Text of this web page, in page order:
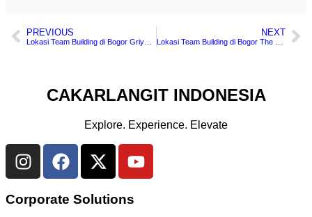
PREVIOUS NEXT
CAKARLANGIT INDONESIA
Explore. Experience. Elevate
Corporate Solutions